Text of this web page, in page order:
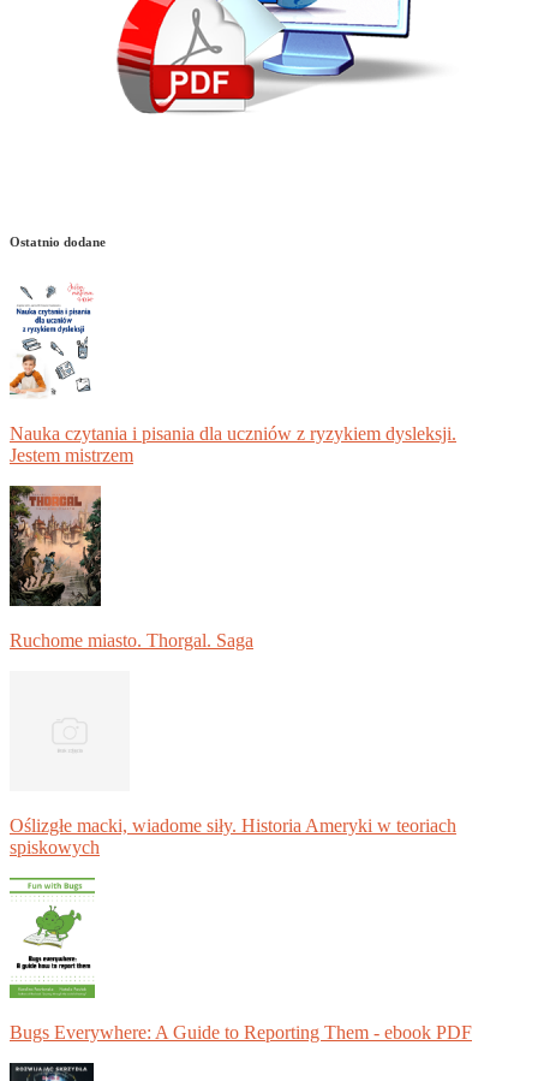
Ostatnio dodane
Nauka czytania i pisania dla uczniów z ryzykiem dysleksji.
Jestem mistrzem
Ruchome miasto. Thorgal. Saga
Oślizgłe macki, wiadome siły. Historia Ameryki w teoriach
spiskowych
Bugs Everywhere: A Guide to Reporting Them - ebook PDF